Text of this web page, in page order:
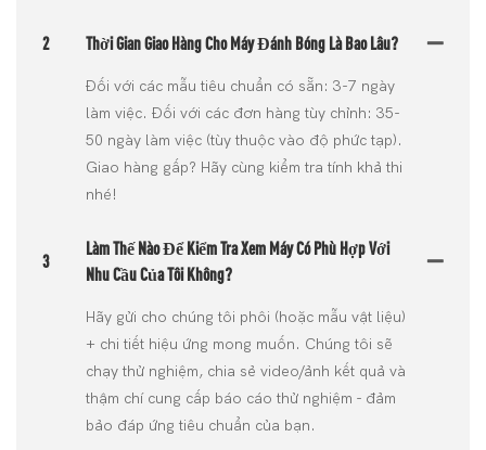
2 Thời Gian Giao Hàng Cho Máy Đánh Bóng Là Bao Lâu?
Đối với các mẫu tiêu chuẩn có sẵn: 3-7 ngày
làm việc. Đối với các đơn hàng tùy chỉnh: 35-
50 ngày làm việc (tùy thuộc vào độ phức tạp).
Giao hàng gấp? Hãy cùng kiểm tra tính khả thi
nhé!
3
Làm Thế Nào Để Kiểm Tra Xem Máy Có Phù Hợp Với
Nhu Cầu Của Tôi Không?
Hãy gửi cho chúng tôi phôi (hoặc mẫu vật liệu)
+ chi tiết hiệu ứng mong muốn. Chúng tôi sẽ
chạy thử nghiệm, chia sẻ video/ảnh kết quả và
thậm chí cung cấp báo cáo thử nghiệm - đảm
bảo đáp ứng tiêu chuẩn của bạn.